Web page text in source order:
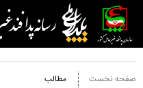
صفحه نخست مطالب